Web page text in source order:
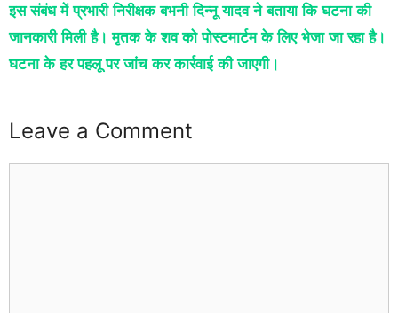
इस संबंध में प्रभारी निरीक्षक बभनी दिन्नू यादव ने बताया कि घटना की
जानकारी मिली है। मृतक के शव को पोस्टमार्टम के लिए भेजा जा रहा है।
घटना के हर पहलू पर जांच कर कार्रवाई की जाएगी।
Leave a Comment